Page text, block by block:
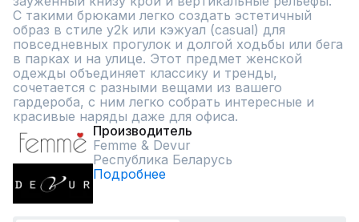
С такими брюками легко создать эстетичный
образ в стиле у2k или кэжуал (casual) для
повседневных прогулок и долгой ходьбы или бега
в парках и на улице. Этот предмет женской
одежды объединяет классику и тренды,
сочетается с разными вещами из вашего
гардероба, с ним легко собрать интересные и
красивые наряды даже для офиса.
Производитель
Femme & Devur
Республика Беларусь
Подробнее